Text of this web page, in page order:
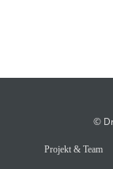
©
Projekt & Team